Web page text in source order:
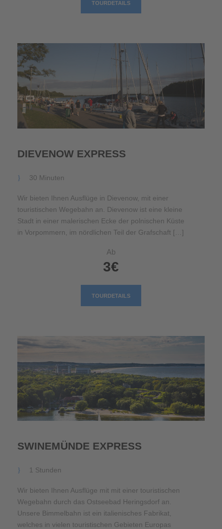
TOURDETAILS
DIEVENOW EXPRESS
30 Minuten
Wir bieten Ihnen Ausflüge in Dievenow, mit einer
touristischen Wegebahn an. Dievenow ist eine kleine
Stadt in einer malerischen Ecke der polnischen Küste
in Vorpommern, im nördlichen Teil der Grafschaft […]
Ab
3€
TOURDETAILS
SWINEMÜNDE EXPRESS
1 Stunden
Wir bieten Ihnen Ausflüge mit mit einer touristischen
Wegebahn durch das Ostseebad Heringsdorf an.
Unsere Bimmelbahn ist ein italienisches Fabrikat,
welches in vielen touristischen Gebieten Europas